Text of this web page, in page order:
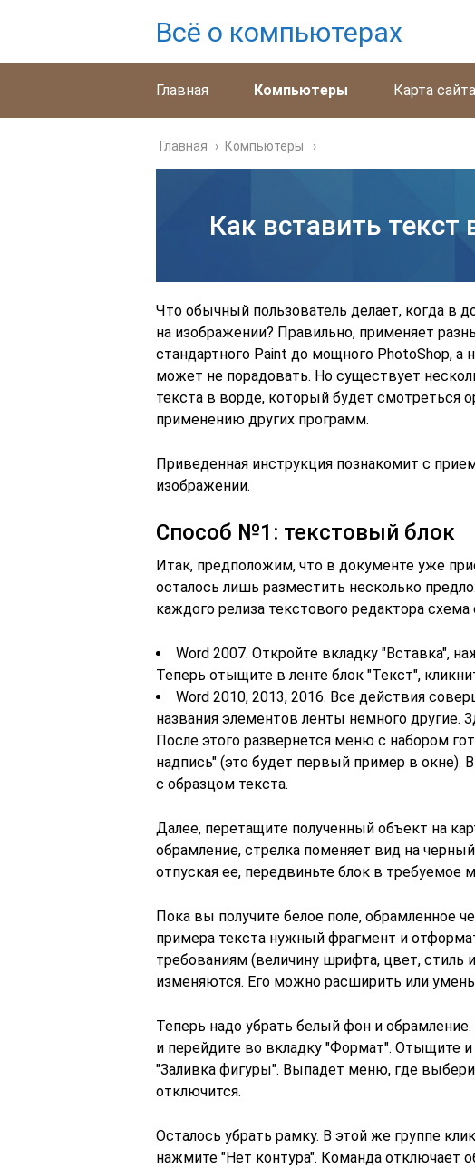
Всё о компьютерах
Главная Компьютеры Карта сайта
Главная › Компьютеры
Как вставить
Что обычный пользователь делает, когда в
на изображении? Правильно, применяет
стандартного Paint до мощного PhotoShop, а
может не порадовать. Но существует
текста в ворде, который будет смотреться
применению других программ.
Приведенная инструкция познакомит с
изображении.
Способ №1: текстовый блок
Итак, предположим, что в документе уже
осталось лишь разместить несколько
каждого релиза текстового редактора схема
Word 2007. Откройте вкладку "Вставка",
Теперь отыщите в ленте блок "Текст",
Word 2010, 2013, 2016. Все действия
названия элементов ленты немного другие.
После этого развернется меню с набором
надпись" (это будет первый пример в окне).
с образцом текста.
Далее, перетащите полученный объект на
обрамление, стрелка поменяет вид на
отпуская ее, передвиньте блок в требуемое
Пока вы получите белое поле, обрамленное
примера текста нужный фрагмент и
требованиям (величину шрифта, цвет, стиль
изменяются. Его можно расширить или
Теперь надо убрать белый фон и
и перейдите во вкладку "Формат". Отыщите
"Заливка фигуры". Выпадет меню, где
отключится.
Осталось убрать рамку. В этой же группе
нажмите "Нет контура". Команда отключает